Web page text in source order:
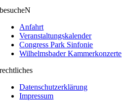
besucheN
Anfahrt
Veranstaltungskalender
Congress Park Sinfonie
Wilhelmsbader Kammerkonzerte
rechtliches
Datenschutzerklärung
Impressum